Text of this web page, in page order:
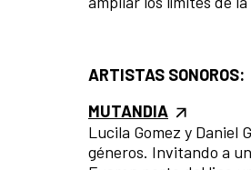
ARTISTAS SONOROS:
MUTANDIA
Lucila Gomez y Daniel
géneros. Invitando a